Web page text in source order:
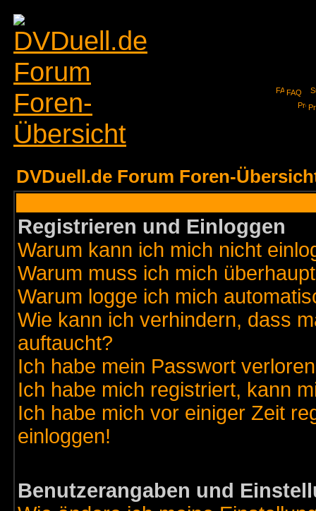
FAQ
DVDuell.de Forum Foren-
Registrieren und Einloggen
Warum kann ich mich nicht
Warum muss ich mich
Warum logge ich mich
Wie kann ich verhindern, dass
auftaucht?
Ich habe mein Passwort
Ich habe mich registriert, kann
Ich habe mich vor einiger Zeit
einloggen!
Benutzerangaben und